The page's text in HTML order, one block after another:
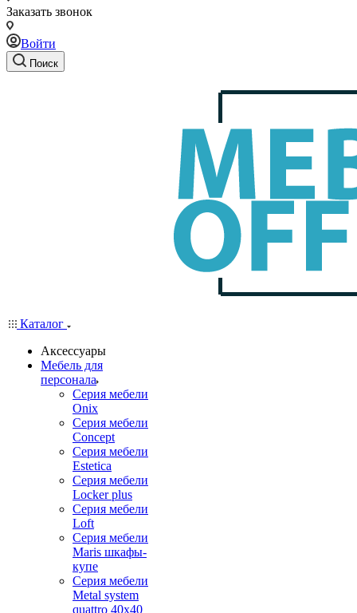
Заказать звонок
Войти
Поиск
Каталог
Аксессуары
Мебель для
персонала
Серия мебели
Onix
Серия мебели
Concept
Серия мебели
Estetica
Серия мебели
Locker plus
Серия мебели
Loft
Серия мебели
Maris шкафы-
купе
Серия мебели
Metal system
quattro 40x40